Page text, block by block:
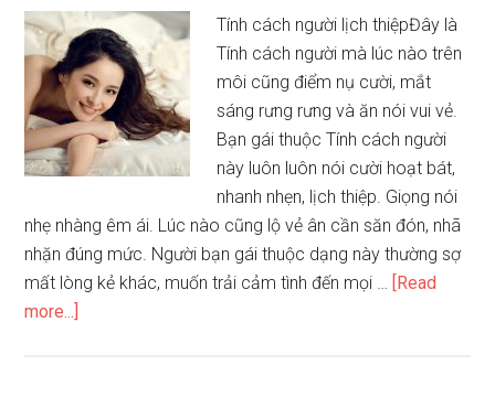
người
phụ
nữ
chúng
nên
Tính cách người lịch thiệpĐây là
Tính cách người mà lúc nào trên
môi cũng điểm nụ cười, mắt
sáng rưng rưng và ăn nói vui vẻ.
Bạn gái thuộc Tính cách người
này luôn luôn nói cười hoạt bát,
nhanh nhẹn, lịch thiệp. Giọng nói
nhẹ nhàng êm ái. Lúc nào cũng lộ vẻ ân cần săn đón, nhã
nhặn đúng mức. Người bạn gái thuộc dạng này thường sợ
mất lòng kẻ khác, muốn trải cảm tình đến mọi … [Read
more...]